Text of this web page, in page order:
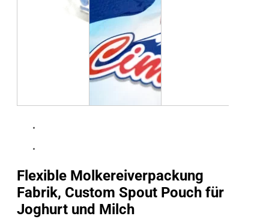
Flexible Molkereiverpackung
Fabrik, Custom Spout Pouch für
Joghurt und Milch